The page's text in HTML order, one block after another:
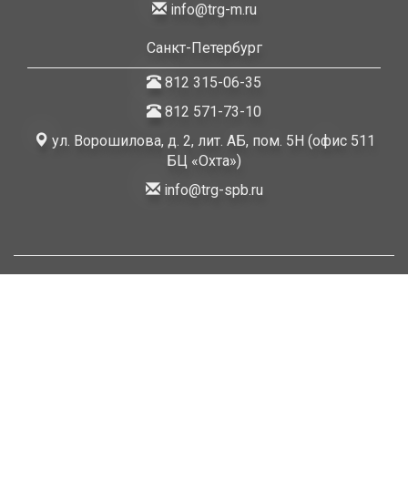
info@trg-m.ru
Санкт-Петербург
812 315-06-35
812 571-73-10
ул. Ворошилова, д. 2, лит. АБ, пом. 5Н (офис 511
БЦ «Охта»)
info@trg-spb.ru